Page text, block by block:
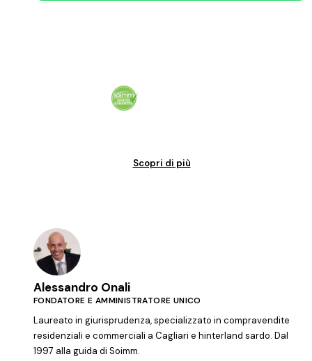
Scopri di più
Alessandro Onali
FONDATORE E AMMINISTRATORE UNICO
Laureato in giurisprudenza, specializzato in compravendite
residenziali e commerciali a Cagliari e hinterland sardo. Dal
1997 alla guida di Soimm.